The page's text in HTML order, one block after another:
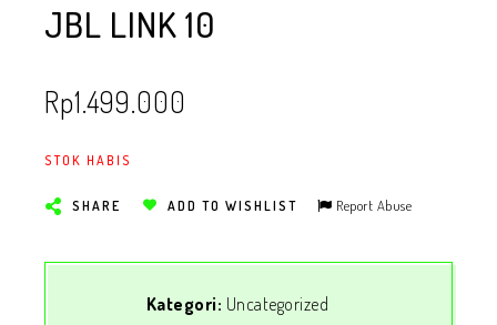
JBL LINK 10
Rp1.499.000
STOK HABIS
SHARE ADD TO WISHLIST Report Abuse
Kategori: Uncategorized